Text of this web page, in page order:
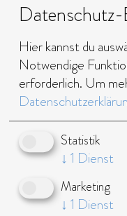
englisch, niederländisch
braun
173 cm
Hier kannst du
Notwendige
erforderlich. Um
Statistik
↓ 1 Dienst
Marketing
↓ 1 Dienst